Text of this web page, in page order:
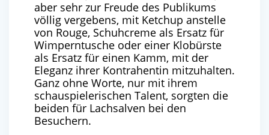
aber sehr zur Freude des Publikums
völlig vergebens, mit Ketchup anstelle
von Rouge, Schuhcreme als Ersatz für
Wimperntusche oder einer Klobürste
als Ersatz für einen Kamm, mit der
Eleganz ihrer Kontrahentin mitzuhalten.
Ganz ohne Worte, nur mit ihrem
schauspielerischen Talent, sorgten die
beiden für Lachsalven bei den
Besuchern.